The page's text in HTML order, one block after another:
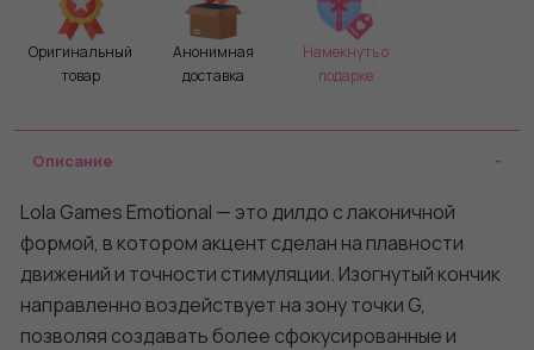
Оригинальный
товар
Анонимная
доставка
Намекнуть о
подарке
Описание
Lola Games Emotional — это дилдо с лаконичной
формой, в котором акцент сделан на плавности
движений и точности стимуляции. Изогнутый кончик
направленно воздействует на зону точки G,
позволяя создавать более сфокусированные и